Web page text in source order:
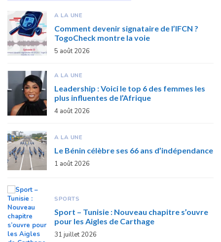
A LA UNE
Comment devenir signataire de l’IFCN ?
TogoCheck montre la voie
5 août 2026
A LA UNE
Leadership : Voici le top 6 des femmes les
plus influentes de l’Afrique
4 août 2026
A LA UNE
Le Bénin célèbre ses 66 ans d’indépendance
1 août 2026
SPORTS
Sport – Tunisie : Nouveau chapitre s’ouvre
pour les Aigles de Carthage
31 juillet 2026